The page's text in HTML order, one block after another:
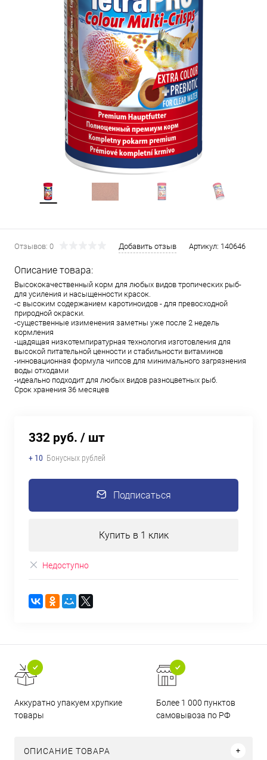
Отзывов: 0 Добавить отзыв Артикул: 140646
Описание товара:
Высококачественный корм для любых видов тропических рыб-
для усиления и насыщенности красок.
-с высоким содержанием каротиноидов - для превосходной
природной окраски.
-существенные изименения заметны уже после 2 недель
кормления
-щадящая низкотемпиратурная технология изготовления для
высокой питательной ценности и стабильности витаминов
-инновационная формула чипсов для минимального загрязнения
воды отходами
-идеально подходит для любых видов разноцветных рыб.
Срок хранения 36 месяцев
332 руб. / шт
+ 10 Бонусных рублей
Подписаться
Купить в 1 клик
Недоступно
Аккуратно упакуем хрупкие
товары
Более 1 000 пунктов
самовывоза по РФ
ОПИСАНИЕ ТОВАРА